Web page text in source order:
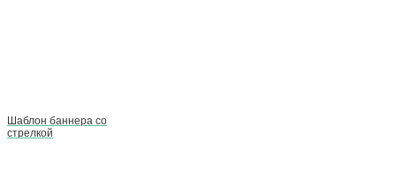
Шаблон баннера со
стрелкой